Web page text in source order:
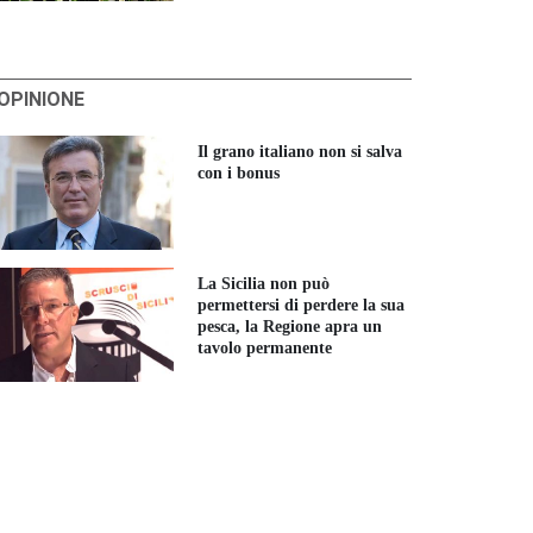
Il grano italiano non si salva
con i bonus
La Sicilia non può
permettersi di perdere la sua
pesca, la Regione apra un
tavolo permanente